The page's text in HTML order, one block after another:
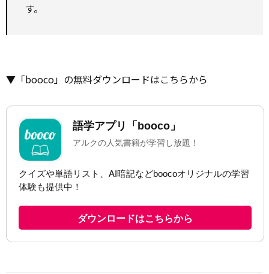
す。
▼「booco」の無料ダウンロードはこちらから